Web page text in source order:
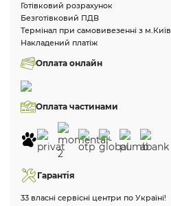
Готівковий розрахунок
Безготівковий ПДВ
Термінал при самовивезенні з м.Київ
Накладений платіж
Оплата онлайн
Оплата частинами
Гарантія
33 власні сервісні центри по Україні!